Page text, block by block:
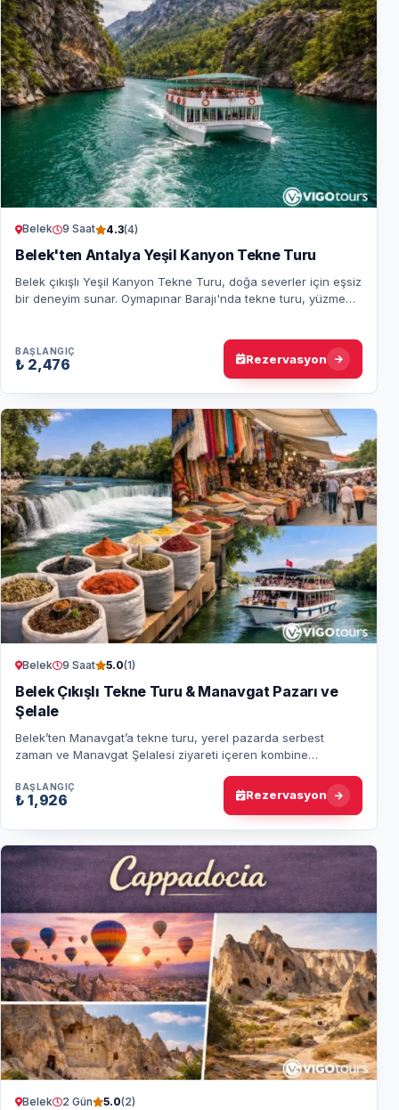
Belek 9 Saat 4.3(4)
Belek'ten Antalya Yeşil Kanyon Tekne Turu
Belek çıkışlı Yeşil Kanyon Tekne Turu, doğa severler için eşsiz
bir deneyim sunar. Oymapınar Barajı'nda tekne turu, yüzme
BAŞLANGIÇ
₺ 2,476 Rezervasyon
Belek 9 Saat 5.0(1)
Belek Çıkışlı Tekne Turu & Manavgat Pazarı ve
Şelale
Belek’ten Manavgat’a tekne turu, yerel pazarda serbest
zaman ve Manavgat Şelalesi ziyareti içeren kombine
BAŞLANGIÇ
₺ 1,926 Rezervasyon
Belek 2 Gün 5.0(2)